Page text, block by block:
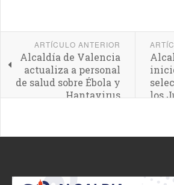
ARTÍCULO ANTERIOR
Alcaldía de Valencia
actualiza a personal
de salud sobre Ébola y
Hantavirus
los